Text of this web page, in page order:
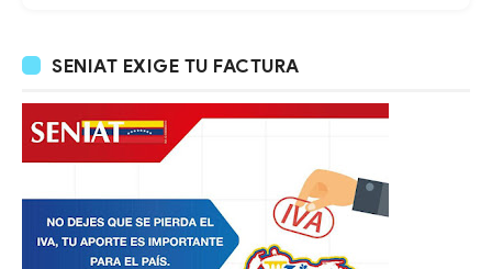
SENIAT EXIGE TU FACTURA